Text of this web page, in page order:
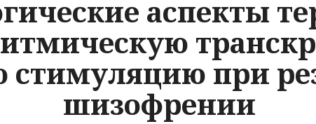
аспекты
при
шизофрении